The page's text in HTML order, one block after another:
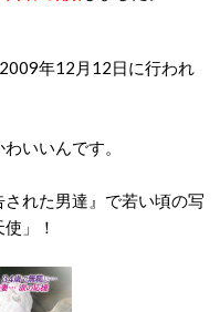
年12月12日に行われ
いいんです。
された男達』で若い頃の写
」！